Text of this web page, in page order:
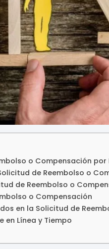
o Compensación
de Reembolso o
de Reembolso o
o Compensación
en la Solicitud de
en Línea y Tiempo